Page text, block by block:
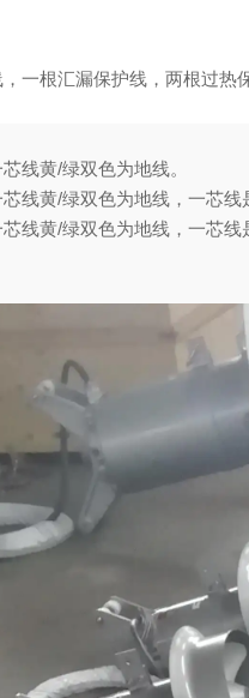
一根汇漏保护线 ，两根过热
线黄/绿双色为地线。
线黄/绿双色为地线，一芯线
线黄/绿双色为地线，一芯线